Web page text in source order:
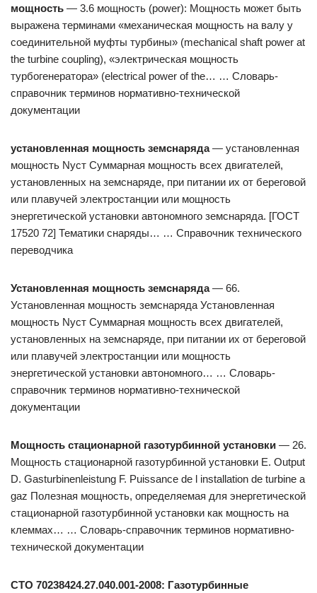
мощность — 3.6 мощность (power): Мощность может быть
выражена терминами «механическая мощность на валу у
соединительной муфты турбины» (mechanical shaft power at
the turbine coupling), «электрическая мощность
турбогенератора» (electrical power of the… … Словарь-
справочник терминов нормативно-технической
документации
установленная мощность земснаряда— установленная
мощность Nуст Суммарная мощность всех двигателей,
установленных на земснаряде, при питании их от береговой
или плавучей электростанции или мощность
энергетической установки автономного земснаряда. [ГОСТ
17520 72] Тематики снаряды… … Справочник технического
переводчика
Установленная мощность земснаряда— 66.
Установленная мощность земснаряда Установленная
мощность Nуст Суммарная мощность всех двигателей,
установленных на земснаряде, при питании их от береговой
или плавучей электростанции или мощность
энергетической установки автономного… … Словарь-
справочник терминов нормативно-технической
документации
Мощность стационарной газотурбинной установки — 26.
Мощность стационарной газотурбинной установки Е. Output
D. Gasturbinenleistung F. Puissance de l installation de turbine a
gaz Полезная мощность, определяемая для энергетической
стационарной газотурбинной установки как мощность на
клеммах… … Словарь-справочник терминов нормативно-
технической документации
СТО 70238424.27.040.001-2008: Газотурбинные